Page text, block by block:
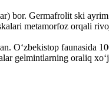
bor. Germafrolit ski
metamorfoz orqali
Oʻzbekistop faunasida
gelmintlarning oraliq